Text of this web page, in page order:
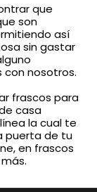
que
son
así
sin gastar
nosotros.
frascos para
casa
la cual te
puerta de tu
en frascos